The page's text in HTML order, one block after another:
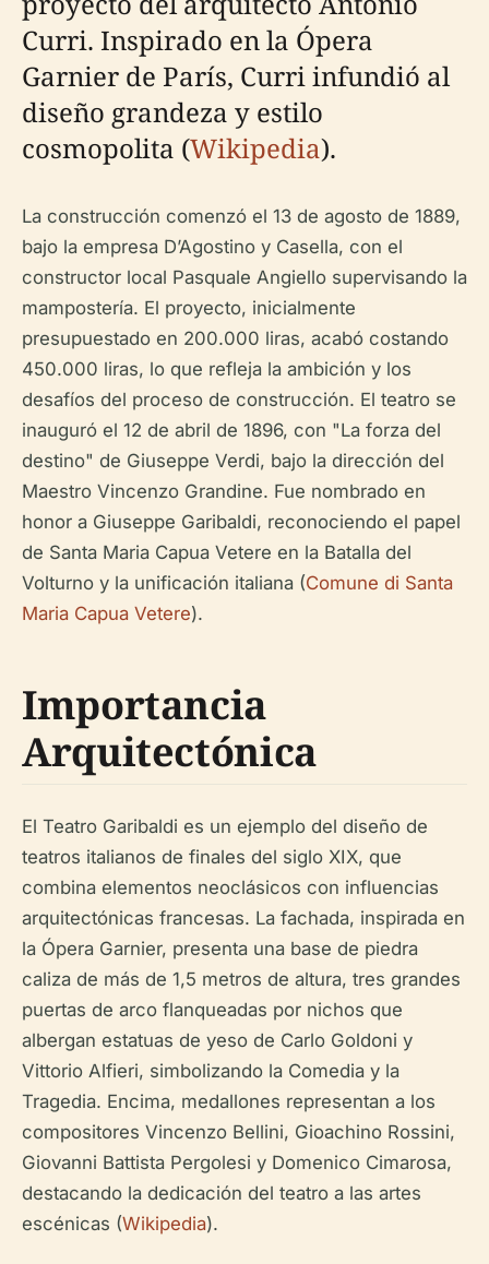
Curri. Inspirado en la Ópera
Garnier de París, Curri infundió al
diseño grandeza y estilo
cosmopolita (Wikipedia).
La construcción comenzó el 13 de agosto de 1889,
bajo la empresa D’Agostino y Casella, con el
constructor local Pasquale Angiello supervisando la
mampostería. El proyecto, inicialmente
presupuestado en 200.000 liras, acabó costando
450.000 liras, lo que refleja la ambición y los
desafíos del proceso de construcción. El teatro se
inauguró el 12 de abril de 1896, con "La forza del
destino" de Giuseppe Verdi, bajo la dirección del
Maestro Vincenzo Grandine. Fue nombrado en
honor a Giuseppe Garibaldi, reconociendo el papel
de Santa Maria Capua Vetere en la Batalla del
Volturno y la unificación italiana (Comune di Santa
Maria Capua Vetere).
Importancia
Arquitectónica
El Teatro Garibaldi es un ejemplo del diseño de
teatros italianos de finales del siglo XIX, que
combina elementos neoclásicos con influencias
arquitectónicas francesas. La fachada, inspirada en
la Ópera Garnier, presenta una base de piedra
caliza de más de 1,5 metros de altura, tres grandes
puertas de arco flanqueadas por nichos que
albergan estatuas de yeso de Carlo Goldoni y
Vittorio Alfieri, simbolizando la Comedia y la
Tragedia. Encima, medallones representan a los
compositores Vincenzo Bellini, Gioachino Rossini,
Giovanni Battista Pergolesi y Domenico Cimarosa,
destacando la dedicación del teatro a las artes
escénicas (Wikipedia).